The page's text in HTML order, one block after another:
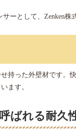
ーとして、Zenken株
持った外壁材です。
ます。
ばれる耐久